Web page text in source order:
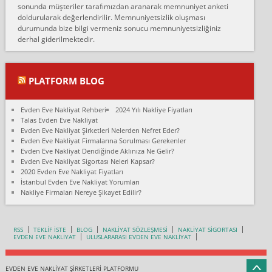
Fatih kokmese:
Diyarbakır dan eşyamı getirtmek için anlaştım sözleşme yaptım.
Son anda fiyat artırdılar.. mecburiyetten tasittim.. bu kişiler ağrılı
Ali:
olduk. Asansörlü dediler sonra uraya asansör kurulmaz dediler
fark istediler. ortada asa...
Nimet:
Ben 2021 Ağustos ilk haftası Evimi taşıdım yani İstanbul'un bir
Mahallesi'nden bir başka Mahallesi'ne yani Ümraniye bölgesinde
oturuyorum önceleri ara...
Nimet Köse:
Merhaba ben 2021 Ağustos ilk haftası evimi Ümraniye'den Çok
Hancıoğlu naklyatla taşındım...
Karabükden İzmir'e Karabük kardem naklyat la taşındım bir çok
esyam kaybolmuş.aradigimda çok ilgilenilmedi evi aramanı
sonunda müşteriler tarafımızdan aranarak memnuniyet anketi
doldurularak değerlendirilir. Memnuniyetsizlik oluşması
durumunda bize bilgi vermeniz sonucu memnuniyetsizliğiniz
derhal giderilmektedir.
PLATFORM BLOG
Evden Eve Nakliyat Rehberi
2024 Yılı Nakliye Fiyatları
Talas Evden Eve Nakliyat
Evden Eve Nakliyat Şirketleri Nelerden Nefret Eder?
Evden Eve Nakliyat Firmalarına Sorulması Gerekenler
Evden Eve Nakliyat Dendiğinde Aklınıza Ne Gelir?
Evden Eve Nakliyat Sigortası Neleri Kapsar?
2020 Evden Eve Nakliyat Fiyatları
İstanbul Evden Eve Nakliyat Yorumları
Nakliye Firmaları Nereye Şikayet Edilir?
RSS TEKLİF İSTE BLOG NAKLİYAT SÖZLEŞMESİ
NAKLİYAT SİGORTASI
EVDEN EVE NAKLİYAT
ULUSLARARASI EVDEN EVE NAKLİYAT
EVDEN EVE NAKLİYAT ŞİRKETLERİ PLATFORMU